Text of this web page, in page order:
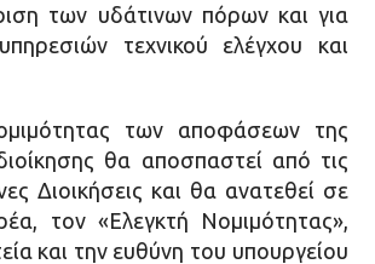
των υδάτινων πόρων και για
τεχνικού ελέγχου και
των αποφάσεων της
θα αποσπαστεί από τις
Διοικήσεις και θα ανατεθεί σε
τον «Ελεγκτή Νομιμότητας»,
και την ευθύνη του υπουργείου